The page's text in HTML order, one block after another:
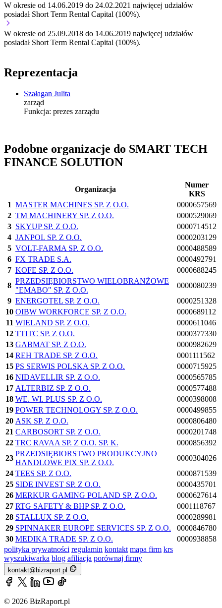
W okresie od 14.06.2019 do 24.02.2021 najwięcej udziałów
posiadał Short Term Rental Capital (100%).
W okresie od 25.09.2018 do 14.06.2019 najwięcej udziałów
posiadał Short Term Rental Capital (100%).
Reprezentacja
Szałagan Julita
zarząd
Funkcja: prezes zarządu
Podobne organizacje do SMART TECH
FINANCE SOLUTION
Organizacja
Numer
KRS
1 MASTER MACHINES SP. Z O.O.
0000657569
2 TM MACHINERY SP. Z O.O.
0000529069
3 SKYUP SP. Z O.O.
0000714512
4 JANPOL SP. Z O.O.
0000203129
5 VOLT-FARMA SP. Z O.O.
0000488589
6 FX TRADE S.A.
0000492791
7 KOFE SP. Z O.O.
0000688245
8
PRZEDSIĘBIORSTWO WIELOBRANŻOWE
"EMABO" SP. Z O.O.
0000080239
9 ENERGOTEL SP. Z O.O.
0000251328
10 OIBW WORKFORCE SP. Z O.O.
0000689112
11 WIELAND SP. Z O.O.
0000611046
12 TTITC SP. Z O.O.
0000377330
13 GABMAT SP. Z O.O.
0000982629
14 REH TRADE SP. Z O.O.
0001111562
15 PS SERWIS POLSKA SP. Z O.O.
0000715925
16 NIDAVELLIR SP. Z O.O.
0000565785
17 ALTERBIZ SP. Z O.O.
0000577488
18 WE. WI. PLUS SP. Z O.O.
0000398008
19 POWER TECHNOLOGY SP. Z O.O.
0000499855
20 ASK SP. Z O.O.
0000806480
21 CARBOSORT SP. Z O.O.
0000201748
22 TRC RAVAA SP. Z O.O. SP. K.
0000856392
23
PRZEDSIĘBIORSTWO PRODUKCYJNO
HANDLOWE PIX SP. Z O.O.
0000304026
24 TEES SP. Z O.O.
0000871539
25 SIDE INVEST SP. Z O.O.
0000435701
26 MERKUR GAMING POLAND SP. Z O.O.
0000627614
27 RTG SAFETY & BHP SP. Z O.O.
0001118767
28 STALLUX SP. Z O.O.
0000289981
29 SPINNAKER EUROPE SERVICES SP. Z O.O.
0000846780
30 MEDIKA TRADE SP. Z O.O.
0000938858
polityka prywatności regulamin kontakt mapa firm krs
wyszukiwarka blog afiliacja porównaj firmy
kontakt@bizraport.pl
© 2026 BizRaport.pl